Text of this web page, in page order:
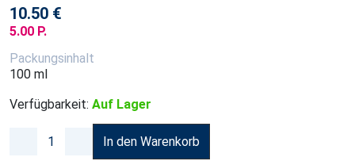
10.50 €
5.00 P.
Packungsinhalt
100 ml
Verfügbarkeit: Auf Lager
In den Warenkorb